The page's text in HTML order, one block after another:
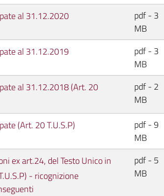
al 31.12.2020
pdf - 3
MB
al 31.12.2019
pdf - 3
MB
al 31.12.2018 (Art. 20
pdf - 2
MB
(Art. 20 T.U.S.P)
pdf - 9
MB
ex art.24, del Testo Unico in
- ricognizione
pdf - 5
MB